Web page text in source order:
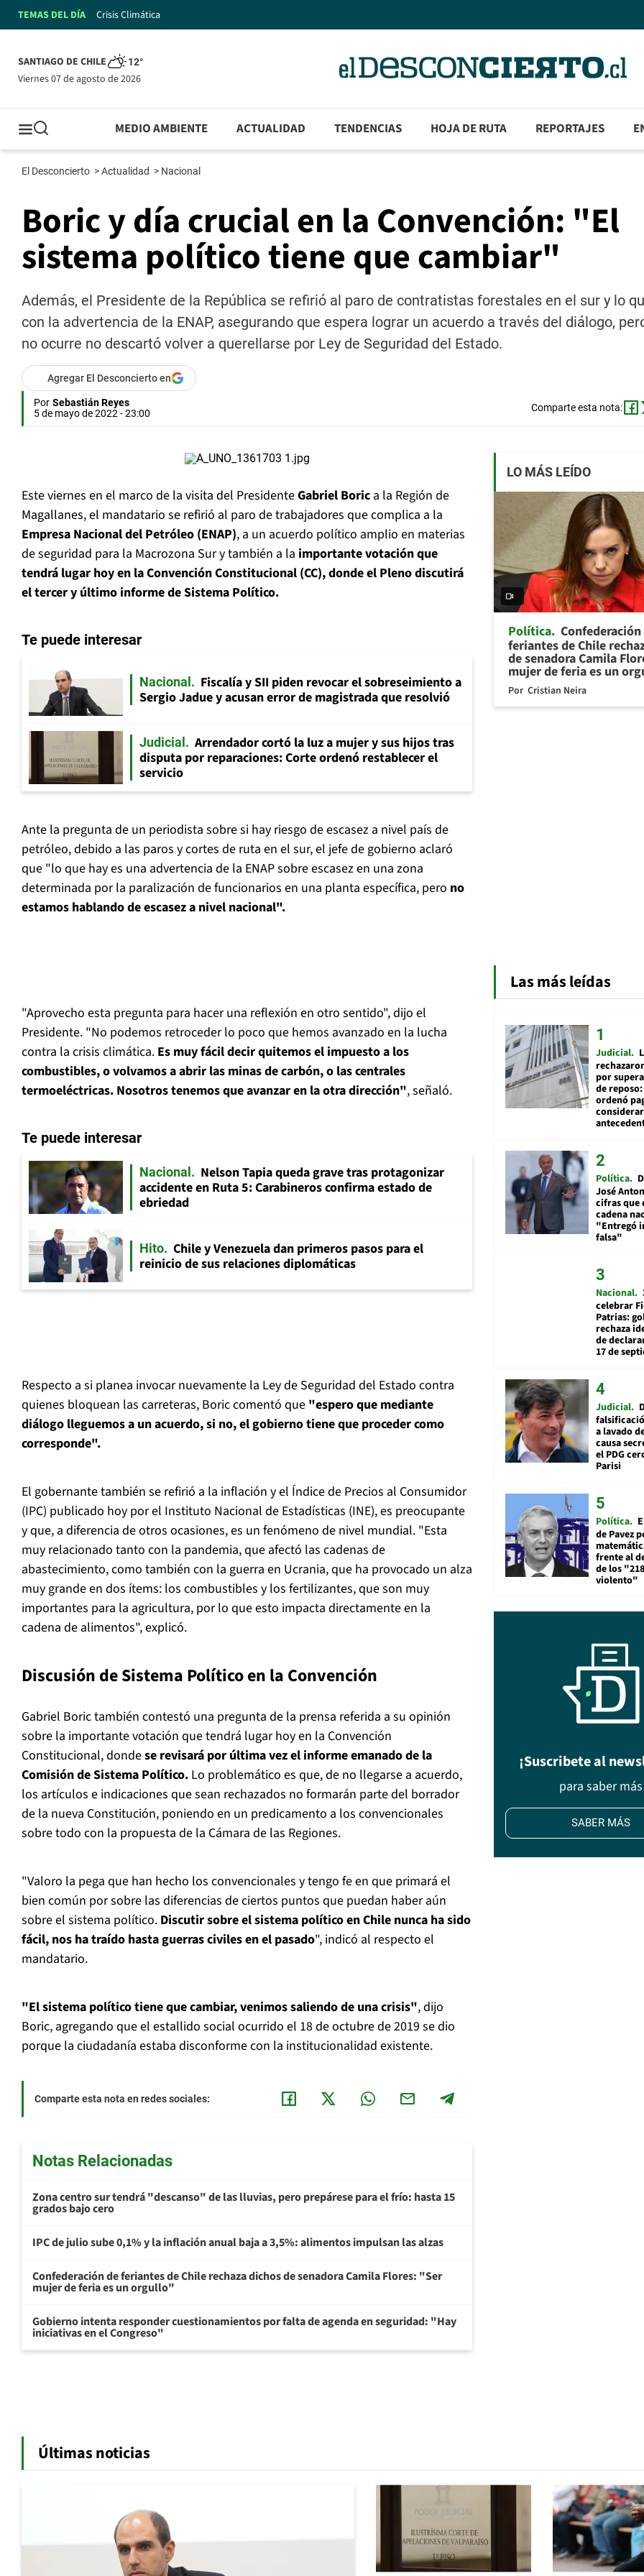
TEMAS DEL DÍA Crisis Climática
SANTIAGO DE CHILE 12°
viernes 07 de agosto de 2026
MEDIO AMBIENTE ACTUALIDAD TENDENCIAS HOJA DE RUTA REPORTAJES
El Desconcierto >Actualidad > Nacional
Boric y día crucial en la Convención: "El
sistema político tiene que cambiar"
Además, el Presidente de la República se refirió al paro de contratistas forestales en el sur y lo
con la advertencia de la ENAP, asegurando que espera lograr un acuerdo a través del diálogo,
no ocurre no descartó volver a querellarse por Ley de Seguridad del Estado.
Agregar El Desconcierto en
Por Sebastián Reyes
5 de mayo de 2022 - 23:00
Comparte esta nota:
Este viernes en el marco de la visita del PresidenteGabriel Boric a la Región de
Magallanes, el mandatario se refirió al paro de trabajadores que complica a la
Empresa Nacional del Petróleo (ENAP), a un acuerdo político amplio en materias
de seguridad para la Macrozona Sur y también a la importante votación que
tendrá lugar hoy en la Convención Constitucional (CC), donde el Pleno discutirá
el tercer y último informe de Sistema Político.
Te puede interesar
Nacional
Fiscalía y SII piden revocar el sobreseimiento a
Sergio Jadue y acusan error de magistrada que resolvió
Judicial
Arrendador cortó la luz a mujer y sus hijos tras
disputa por reparaciones: Corte ordenó restablecer el
servicio
Ante la pregunta de un periodista sobre si hay riesgo de escasez a nivel país de
petróleo, debido a las paros y cortes de ruta en el sur, el jefe de gobierno aclaró
que "lo que hay es una advertencia de la ENAP sobre escasez en una zona
determinada por la paralización de funcionarios en una planta específica, pero no
estamos hablando de escasez a nivel nacional".
"Aprovecho esta pregunta para hacer una reflexión en otro sentido", dijo el
Presidente. "No podemos retroceder lo poco que hemos avanzado en la lucha
contra la crisis climática. Es muy fácil decir quitemos el impuesto a los
combustibles, o volvamos a abrir las minas de carbón, o las centrales
termoeléctricas. Nosotros tenemos que avanzar en la otra dirección", señaló.
Te puede interesar
Nacional
Nelson Tapia queda grave tras protagonizar
accidente en Ruta 5: Carabineros confirma estado de
ebriedad
Hito
Chile y Venezuela dan primeros pasos para el
reinicio de sus relaciones diplomáticas
Respecto a si planea invocar nuevamente la Ley de Seguridad del Estado contra
quienes bloquean las carreteras, Boric comentó que "espero que mediante
diálogo lleguemos a un acuerdo, si no, el gobierno tiene que proceder como
corresponde".
El gobernante también se refirió a la inflación y el Índice de Precios al Consumidor
(IPC) publicado hoy por el Instituto Nacional de Estadísticas (INE), es preocupante
y que, a diferencia de otros ocasiones, es un fenómeno de nivel mundial. "Esta
muy relacionado tanto con la pandemia, que afectó las cadenas de
abastecimiento, como también con la guerra en Ucrania, que ha provocado un alza
muy grande en dos ítems: los combustibles y los fertilizantes, que son muy
importantes para la agricultura, por lo que esto impacta directamente en la
cadena de alimentos", explicó.
Discusión de Sistema Político en la Convención
Gabriel Boric también contestó una pregunta de la prensa referida a su opinión
sobre la importante votación que tendrá lugar hoy en la Convención
Constitucional, dondese revisará por última vez el informe emanado de la
Comisión de Sistema Político. Lo problemático es que, de no llegarse a acuerdo,
los artículos e indicaciones que sean rechazados no formarán parte del borrador
de la nueva Constitución, poniendo en un predicamento a los convencionales
sobre todo con la propuesta de la Cámara de las Regiones.
"Valoro la pega que han hecho los convencionales y tengo fe en que primará el
bien común por sobre las diferencias de ciertos puntos que puedan haber aún
sobre el sistema político. Discutir sobre el sistema político en Chile nunca ha sido
fácil, nos ha traído hasta guerras civiles en el pasado", indicó al respecto el
mandatario.
"El sistema político tiene que cambiar, venimos saliendo de una crisis", dijo
Boric, agregando que el estallido social ocurrido el 18 de octubre de 2019 se dio
porque la ciudadanía estaba disconforme con la institucionalidad existente.
Comparte esta nota en redes sociales:
Notas Relacionadas
Zona centro sur tendrá "descanso" de las lluvias, pero prepárese para el frío: hasta 15
grados bajo cero
IPC de julio sube 0,1% y la inflación anual baja a 3,5%: alimentos impulsan las alzas
Confederación de feriantes de Chile rechaza dichos de senadora Camila Flores: "Ser
mujer de feria es un orgullo"
Gobierno intenta responder cuestionamientos por falta de agenda en seguridad: "Hay
iniciativas en el Congreso"
LO MÁS LEÍDO
Política Confederación
feriantes de Chile
de senadora Camila
mujer de feria es un
Por Cristian Neira
Las más leídas
Judicial
por
de
ordenó
Política
José
cifras que
cadena
"Entregó
falsa"
Nacional
celebrar
Patrias:
rechaza
de
17 de
Judicial
a lavado
causa
el PDG
Parisi
Política
de Pavez
frente al
de los
violento"
¡Suscribete al
para saber más
SABER MÁS
Últimas noticias